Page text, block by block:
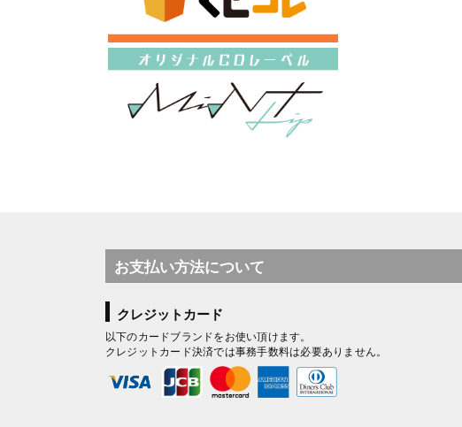
お支払い方法について
クレジットカード
以下のカードブランドをお使い頂けます。
クレジットカード決済では事務手数料は必要ありません。